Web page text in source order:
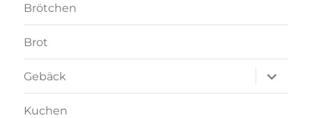
Brötchen
Brot
Gebäck
anzeigen
Kuchen